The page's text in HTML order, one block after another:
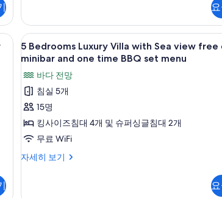
진
모
두
보
기
4
개,
전
용
영
장
자
세
히
기
미/다리미판
5
Bedrooms
Villa
with
Sea
view
free
daily
minibar
one
15
5 Bedrooms Luxury Villa with Sea view free
minibar and one time BBQ set menu
바다 전망
침실 5개
15명
킹사이즈침대 4개 및 슈퍼싱글침대 2개
무료 WiFi
자세히 보기
5